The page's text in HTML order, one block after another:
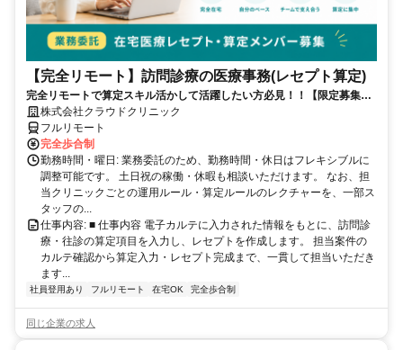
【完全リモート】訪問診療の医療事務(レセプト算定)
完全リモートで算定スキル活かして活躍したい方必見！！【限定募集】
完全リモート｜在宅医療レセプト算定（成果報酬型／業務委託）
株式会社クラウドクリニック
フルリモート
完全歩合制
勤務時間・曜日: 業務委託のため、勤務時間・休日はフレキシブルに
調整可能です。 土日祝の稼働・休暇も相談いただけます。 なお、担
当クリニックごとの運用ルール・算定ルールのレクチャーを、一部ス
タッフの...
仕事内容: ■ 仕事内容 電子カルテに入力された情報をもとに、訪問診
療・往診の算定項目を入力し、レセプトを作成します。 担当案件の
カルテ確認から算定入力・レセプト完成まで、一貫して担当いただき
ます...
社員登用あり フルリモート 在宅OK 完全歩合制
同じ企業の求人